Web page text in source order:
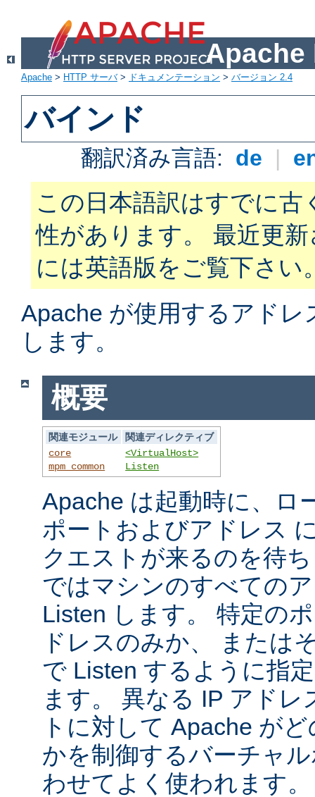
Apache
Apache > HTTP サーバ> ドキュメンテーション > バージョン 2.4
バインド
翻訳済み言語: de |
この日本語訳はすでに古
性があります。 最近更
には英語版をご覧下さい
Apache が使用するアド
します。
概要
関連モジュール
関連ディレクティブ
core
mpm_common
<VirtualHost>
Listen
Apache は起動時に、ロ
ポートおよびアドレス
クエストが来るのを待
ではマシンのすべての
Listen します。 特定の
ドレスのみか、 または
で Listen するように指
ます。 異なる IP アド
トに対して Apache が
かを制御するバーチャ
わせてよく使われます。